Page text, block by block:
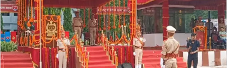
a
i
l